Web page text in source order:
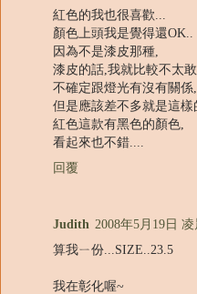
紅色的我也很喜歡...
顏色上頭我是覺得還OK..
因為不是漆皮那種,
漆皮的話,我就比較不太
不確定跟燈光有沒有關係,
但是應該差不多就是這樣
紅色這款有黑色的顏色,
看起來也不錯....
回覆
Judith 2008年5月19日
算我ㄧ份...SIZE..23.5
我在彰化喔~